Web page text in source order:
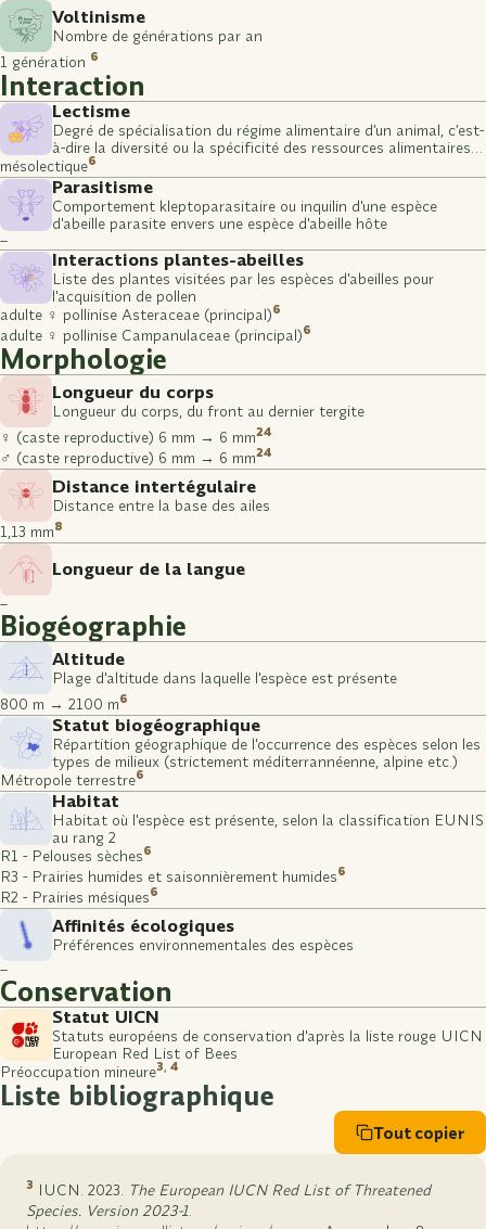
Voltinisme
Nombre de générations par an
1 génération 6
Interaction
Lectisme
Degré de spécialisation du régime alimentaire d’un animal, c’est-
à-dire la diversité ou la spécificité des ressources alimentaires
qu’il consomme (stade larvaire)
mésolectique6
Parasitisme
Comportement kleptoparasitaire ou inquilin d'une espèce
d'abeille parasite envers une espèce d'abeille hôte
–
Interactions plantes-abeilles
Liste des plantes visitées par les espèces d'abeilles pour
l'acquisition de pollen
adulte ♀ pollinise Asteraceae (principal)6
adulte ♀ pollinise Campanulaceae (principal)6
Morphologie
Longueur du corps
Longueur du corps, du front au dernier tergite
♀ (caste reproductive) 6 mm → 6 mm24
♂ (caste reproductive) 6 mm → 6 mm24
Distance intertégulaire
Distance entre la base des ailes
1,13 mm8
Longueur de la langue
–
Biogéographie
Altitude
Plage d'altitude dans laquelle l'espèce est présente
800 m → 2100 m6
Statut biogéographique
Répartition géographique de l'occurrence des espèces selon les
types de milieux (strictement méditerrannéenne, alpine etc.)
Métropole terrestre6
Habitat
Habitat où l'espèce est présente, selon la classification EUNIS
au rang 2
R1 - Pelouses sèches6
R3 - Prairies humides et saisonnièrement humides6
R2 - Prairies mésiques6
Affinités écologiques
Préférences environnementales des espèces
–
Conservation
Statut UICN
Statuts européens de conservation d'après la liste rouge UICN
European Red List of Bees
Préoccupation mineure3, 4
Liste bibliographique
Tout copier
3 IUCN. 2023. The European IUCN Red List of Threatened
Species. Version 2023-1.